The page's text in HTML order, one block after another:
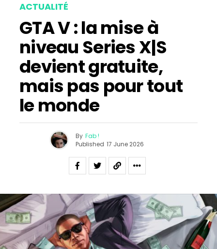
ACTUALITÉ
GTA V : la mise à
niveau Series X|S
devient gratuite,
mais pas pour tout
le monde
By Fab !
Published 17 June 2026